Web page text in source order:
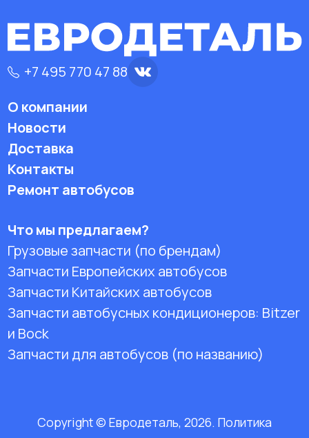
+7 495 770 47 88
О компании
Новости
Доставка
Контакты
Ремонт автобусов
Что мы предлагаем?
Грузовые запчасти (по брендам)
Запчасти Европейских автобусов
Запчасти Китайских автобусов
Запчасти автобусных кондиционеров: Bitzer
и Bock
Запчасти для автобусов (по названию)
Copyright © Евродеталь, 2026. Политика